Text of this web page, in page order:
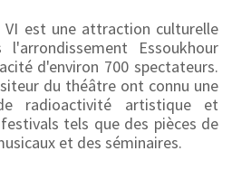
est une attraction culturelle
Essoukhour
d'environ 700 spectateurs.
du théâtre ont connu une
radioactivité artistique et
tels que des pièces de
et des séminaires.